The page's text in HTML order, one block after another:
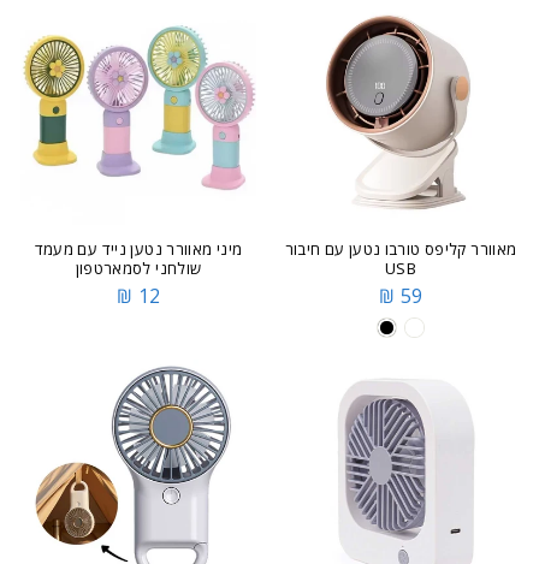
מאוורר קליפס טורבו נטען עם חיבור
USB
59 ₪
מיני מאוורר נטען נייד עם מעמד
שולחני לסמארטפון
12 ₪